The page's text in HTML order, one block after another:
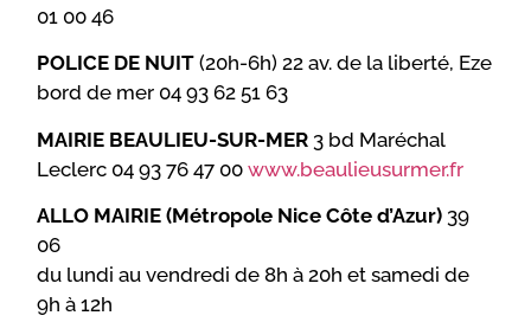
01 00 46
POLICE DE NUIT (20h-6h) 22 av. de la liberté, Eze
bord de mer 04 93 62 51 63
MAIRIE BEAULIEU-SUR-MER 3 bd Maréchal
Leclerc 04 93 76 47 00www.beaulieusurmer.fr
ALLO MAIRIE (Métropole Nice Côte d’Azur) 39
06
du lundi au vendredi de 8h à 20h et samedi de
9h à 12h